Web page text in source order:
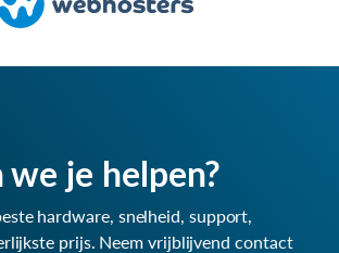
we je helpen?
hardware, snelheid, support,
prijs. Neem vrijblijvend contact